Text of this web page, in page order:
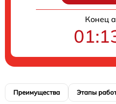
Конец
Преимущества Этапы